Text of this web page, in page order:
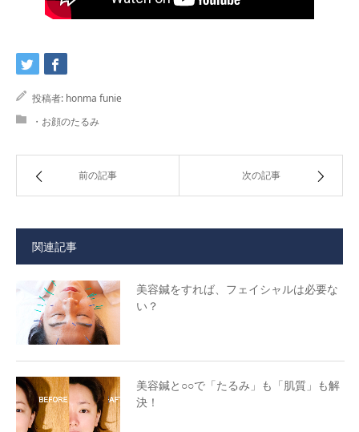
投稿者: honma funie
・お顔のたるみ
前の記事 次の記事
関連記事
美容鍼をすれば、フェイシャルは必要な
い？
美容鍼と○○で「たるみ」も「肌質」も解
決！